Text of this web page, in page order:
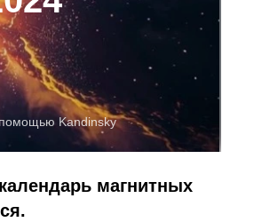
Kandinsky
магнитных